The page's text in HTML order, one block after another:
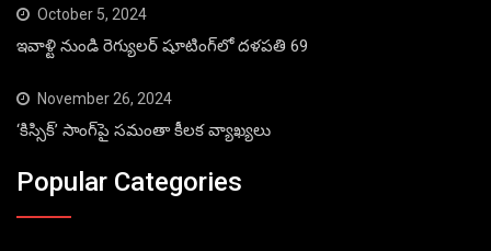
October 5, 2024
ఇవాళ్టి నుండి రెగ్యులర్ షూటింగ్‌లో దళపతి 69
November 26, 2024
‘కిస్సిక్’ సాంగ్‌పై సమంతా కీలక వ్యాఖ్యలు
Popular Categories